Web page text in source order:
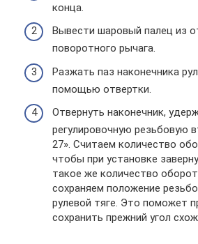
конца.
Вывести шаровый палец из
поворотного рычага.
Разжать паз наконечника
помощью отвертки.
Отвернуть наконечник,
регулировочную резьбовую
27». Считаем количество
чтобы при установке
такое же количество
сохраняем положение
рулевой тяге. Это поможет
сохранить прежний угол